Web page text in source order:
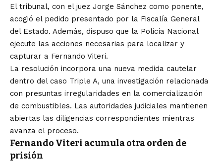
El tribunal, con el juez Jorge Sánchez como ponente,
acogió el pedido presentado por la Fiscalía General
del Estado. Además, dispuso que la Policía Nacional
ejecute las acciones necesarias para localizar y
capturar a Fernando Viteri.
La resolución incorpora una nueva medida cautelar
dentro del caso Triple A, una investigación relacionada
con presuntas irregularidades en la comercialización
de combustibles. Las autoridades judiciales mantienen
abiertas las diligencias correspondientes mientras
avanza el proceso.
Fernando Viteri acumula otra orden de
prisión